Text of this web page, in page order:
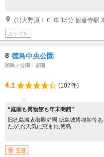
(1)大野原ＩＣ 車 15分 観音寺駅
カップル
8 徳島中央公園
徳島／公園・庭園
4.1 (107件)
“庭園も博物館も年末閉館”
旧徳島城表御殿庭園,徳島城博物館等
たが,お天気に恵まれ,徳島...
王道